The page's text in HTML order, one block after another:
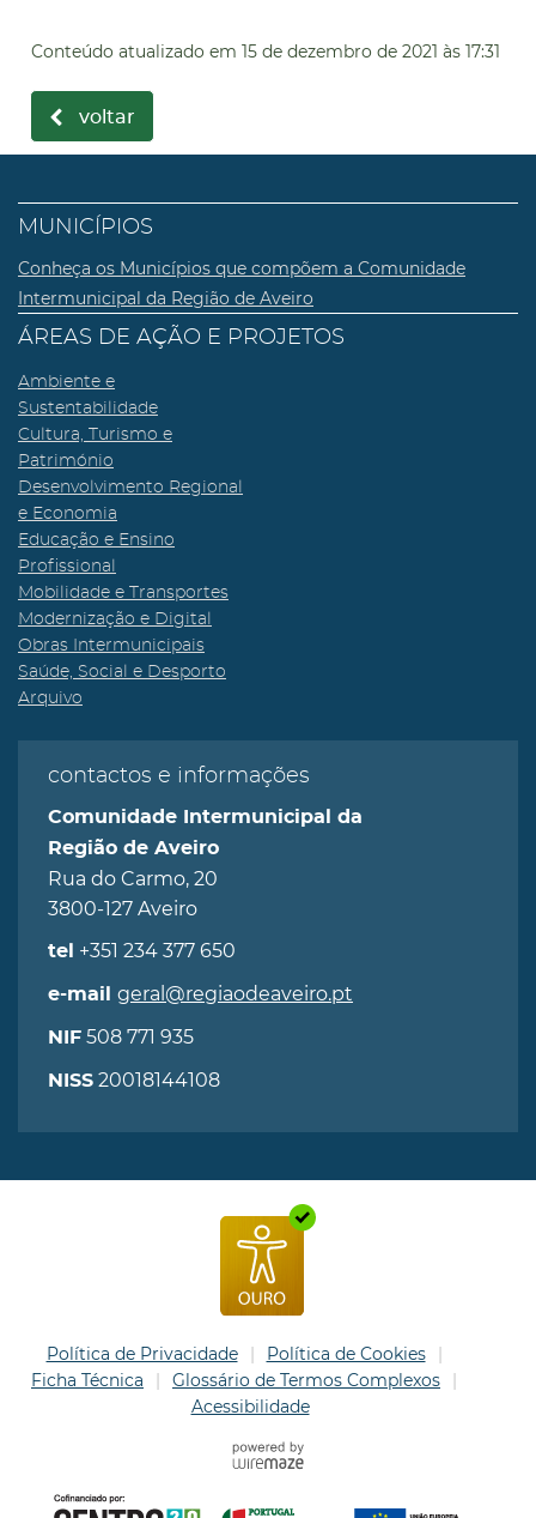
Conteúdo atualizado em 15 de dezembro de 2021 às 17:31
voltar
MUNICÍPIOS
Conheça os Municípios que compõem a Comunidade
Intermunicipal da Região de Aveiro
ÁREAS DE AÇÃO E PROJETOS
Ambiente e
Sustentabilidade
Cultura, Turismo e
Património
Desenvolvimento Regional
e Economia
Educação e Ensino
Profissional
Mobilidade e Transportes
Modernização e Digital
Obras Intermunicipais
Saúde, Social e Desporto
Arquivo
contactos e informações
Comunidade Intermunicipal da
Região de Aveiro
Rua do Carmo, 20
3800-127 Aveiro
tel +351 234 377 650
e-mail geral@regiaodeaveiro.pt
NIF 508 771 935
NISS 20018144108
Política de Privacidade
Política de Cookies
Ficha Técnica
Glossário de Termos Complexos
Acessibilidade